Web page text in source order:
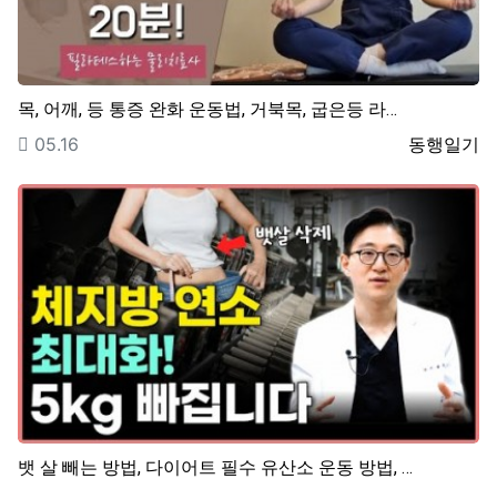
목, 어깨, 등 통증 완화 운동법, 거북목, 굽은등 라…
등록자
동행일기
등록일
05.16
뱃 살 빼는 방법, 다이어트 필수 유산소 운동 방법, …